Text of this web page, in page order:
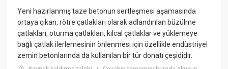
Yeni hazırlanmış taze betonun sertleşmesi aşamasında
ortaya çıkan, rötre çatlakları olarak adlandırılan büzülme
çatlakları, oturma çatlakları, kılcal çatlaklar ve yüklemeye
bağlı çatlak ilerlemesinin önlenmesi için özellikle endüstriyel
zemin betonlarında da kullanılan bir tür donatı çeşididir.